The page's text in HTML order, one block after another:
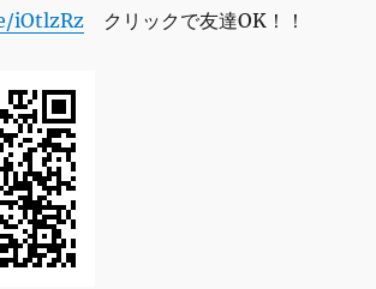
iOtlzRz クリックで友達OK！！